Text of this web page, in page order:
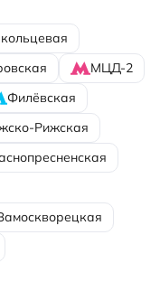
МЦД-2
Филёвская
Рижская